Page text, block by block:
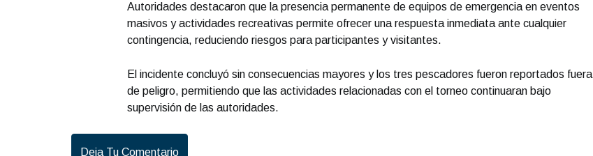
Autoridades destacaron que la presencia permanente de equipos de emergencia en eventos
masivos y actividades recreativas permite ofrecer una respuesta inmediata ante cualquier
contingencia, reduciendo riesgos para participantes y visitantes.
El incidente concluyó sin consecuencias mayores y los tres pescadores fueron reportados fuera
de peligro, permitiendo que las actividades relacionadas con el torneo continuaran bajo
supervisión de las autoridades.
Deja Tu Comentario